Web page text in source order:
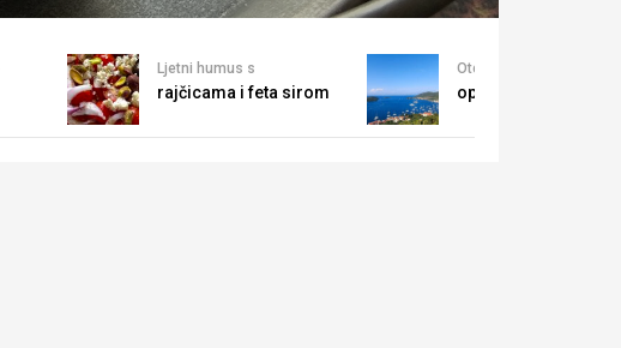
Ljetni humus s
rajčicama i feta sirom
Otoci za
opuštanje na